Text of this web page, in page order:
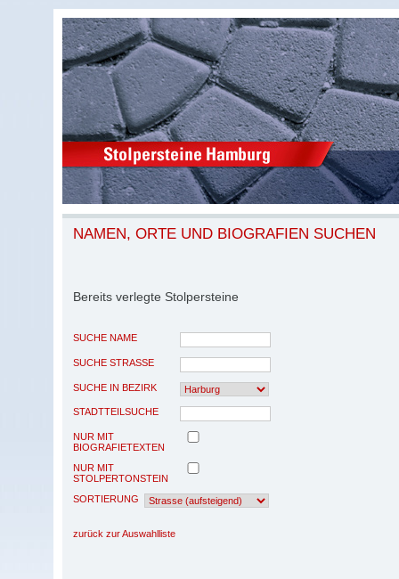
NAMEN, ORTE UND BIOGRAFIEN SUCHEN
Bereits verlegte Stolpersteine
SUCHE NAME
SUCHE STRASSE
SUCHE IN BEZIRK
STADTTEILSUCHE
NUR MIT
BIOGRAFIETEXTEN
NUR MIT
STOLPERTONSTEIN
SORTIERUNG
zurück zur Auswahlliste